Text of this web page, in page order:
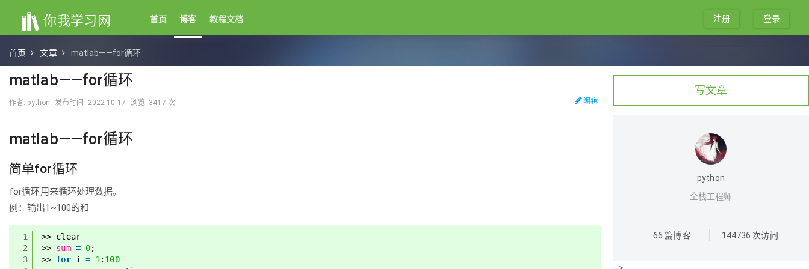
你我学习网 首页 博客 教程文档 登录
注册
首页 文章 matlab——for循环
matlab——for循环
作者: python 发布时间: 2022-10-17 浏览: 3417 次 编辑
matlab——for循环
简单for循环
for循环用来循环处理数据。
例：输出1~100的和
1
2
3
>> clear
>> sum = 0;
>> for i = 1 : 100
写文章
python
全栈工程师
66 篇博客 144736 次访问